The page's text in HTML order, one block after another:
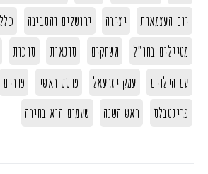
יום העצמאות
יצירה ירושלים והסביבה
מטיילים בחו"ל
משחקים סדנאות סוכות
עם הילדים
עמק יזרעאל פוסט ראשי פורים
פרינטבלס
ראש השנה שעמום הוא בחירה